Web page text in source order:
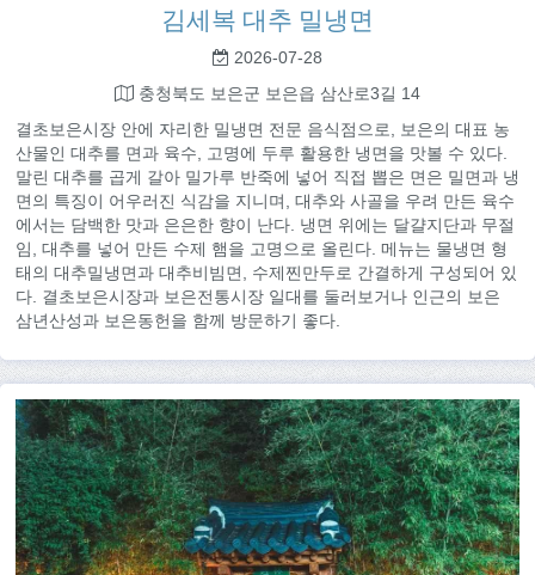
김세복 대추 밀냉면
2026-07-28
충청북도 보은군 보은읍 삼산로3길 14
결초보은시장 안에 자리한 밀냉면 전문 음식점으로, 보은의 대표 농
산물인 대추를 면과 육수, 고명에 두루 활용한 냉면을 맛볼 수 있다.
말린 대추를 곱게 갈아 밀가루 반죽에 넣어 직접 뽑은 면은 밀면과 냉
면의 특징이 어우러진 식감을 지니며, 대추와 사골을 우려 만든 육수
에서는 담백한 맛과 은은한 향이 난다. 냉면 위에는 달걀지단과 무절
임, 대추를 넣어 만든 수제 햄을 고명으로 올린다. 메뉴는 물냉면 형
태의 대추밀냉면과 대추비빔면, 수제찐만두로 간결하게 구성되어 있
다. 결초보은시장과 보은전통시장 일대를 둘러보거나 인근의 보은
삼년산성과 보은동헌을 함께 방문하기 좋다.